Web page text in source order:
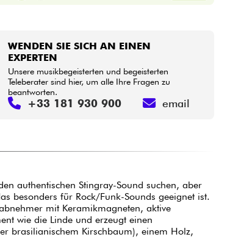
WENDEN SIE SICH AN EINEN
EXPERTEN
Unsere musikbegeisterten und begeisterten
Teleberater sind hier, um alle Ihre Fragen zu
beantworten.
+33 181 930 900 email
authentischen Stingray-Sound suchen, aber
besonders für Rock/Funk-Sounds geeignet ist.
mit Keramikmagneten, aktive
wie die Linde und erzeugt einen
brasilianischem Kirschbaum), einem Holz,